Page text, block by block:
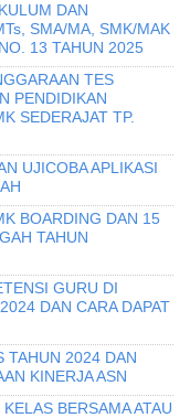
DAN
SMA/MA, SMK/MAK
13 TAHUN 2025
TES
PENDIDIKAN
SEDERAJAT TP.
UJICOBA APLIKASI
BOARDING DAN 15
TAHUN
GURU DI
DAN CARA DAPAT
TAHUN 2024 DAN
KINERJA ASN
BERSAMA ATAU